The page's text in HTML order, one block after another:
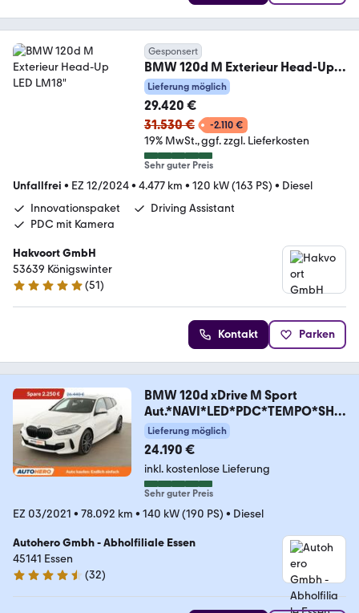
Gesponsert
BMW 120d M Exterieur Head-Up
LED LM18"
Lieferung möglich
29.420 €
31.530 €
-2.110 €
19% MwSt. ggf. zzgl. Lieferkosten
Sehr guter Preis
Unfallfrei • EZ 12/2024• 4.477 km • 120 kW (163 PS) • Diesel
Innovationspaket
Driving Assistant
PDC mit Kamera
Hakvoort GmbH
53639 Königswinter
5 Sterne
(51)
Kontakt Parken
BMW 120d xDrive M Sport
Aut.*NAVI*LED*PDC*TEMPO*SHZ
*Lieferung möglich
24.190 €
inkl. kostenlose Lieferung
Sehr guter Preis
EZ 03/2021 • 78.092 km • 140 kW (190 PS) • Diesel
Autohero Gmbh - Abholfiliale Essen
45141 Essen
4.7 Sterne
(32)